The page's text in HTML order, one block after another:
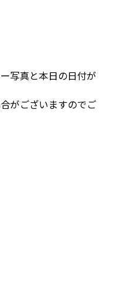
写真と本日の日付が
がございますのでご